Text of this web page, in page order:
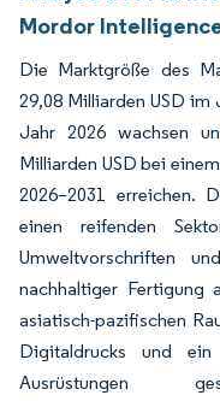
Mordor
Die Marktgröße des
29,08 Milliarden USD im
Jahr 2026 wachsen
Milliarden USD bei
2026–2031 erreichen.
einen reifenden
Umweltvorschriften
nachhaltiger Fertigung
asiatisch-pazifischen
Digitaldrucks und
Ausrüstungen